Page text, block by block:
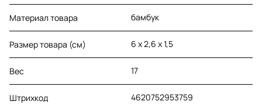
Материал товара бамбук
Размер товара (см) 6 х 2,6 х 1,5
Вес 17
Штрихкод 4620752953759